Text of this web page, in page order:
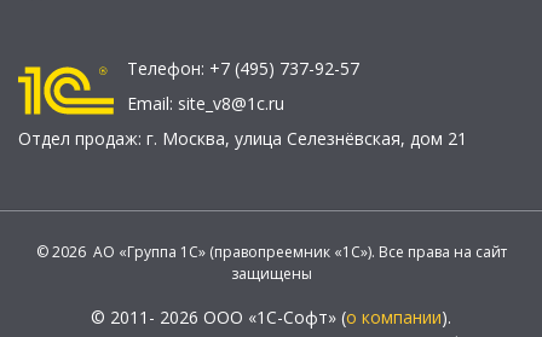
Телефон: +7 (495) 737-92-57
Email: site_v8@1c.ru
Отдел продаж: г. Москва, улица Селезнёвская, дом 21
© 2026 АО «Группа 1С» (правопреемник «1С»). Все права на сайт
защищены
© 2011- 2026 ООО «1С-Софт» (о компании).